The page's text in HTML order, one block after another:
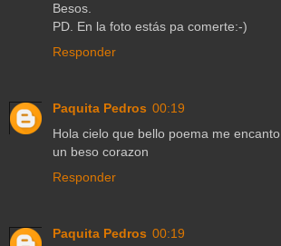
Besos.
PD. En la foto estás pa comerte:-)
Responder
Paquita Pedros 00:19
Hola cielo que bello poema me encanto
un beso corazon
Responder
Paquita Pedros 00:19